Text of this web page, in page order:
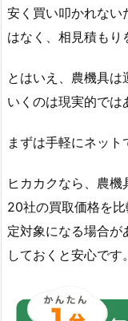
安く買い叩かれない
はなく、相見積もり
とはいえ、農機具
いくのは現実的では
まずは手軽にネット
ヒカカクなら、農
20社の買取価格を
定対象になる場合
しておくと安心です。